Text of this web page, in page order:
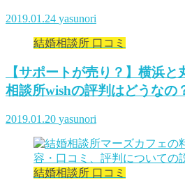
2019.01.24 yasunori
結婚相談所 口コミ
【サポートが売り？】横浜
相談所wishの評判はどうなの
2019.01.20 yasunori
結婚相談所 口コミ